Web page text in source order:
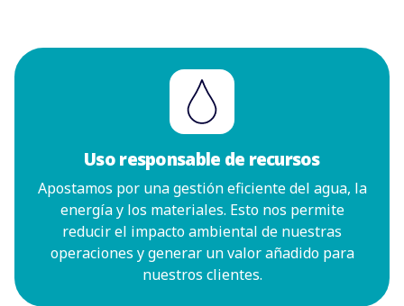
Uso responsable de recursos
Apostamos por una gestión eficiente del agua, la
energía y los materiales. Esto nos permite
reducir el impacto ambiental de nuestras
operaciones y generar un valor añadido para
nuestros clientes.